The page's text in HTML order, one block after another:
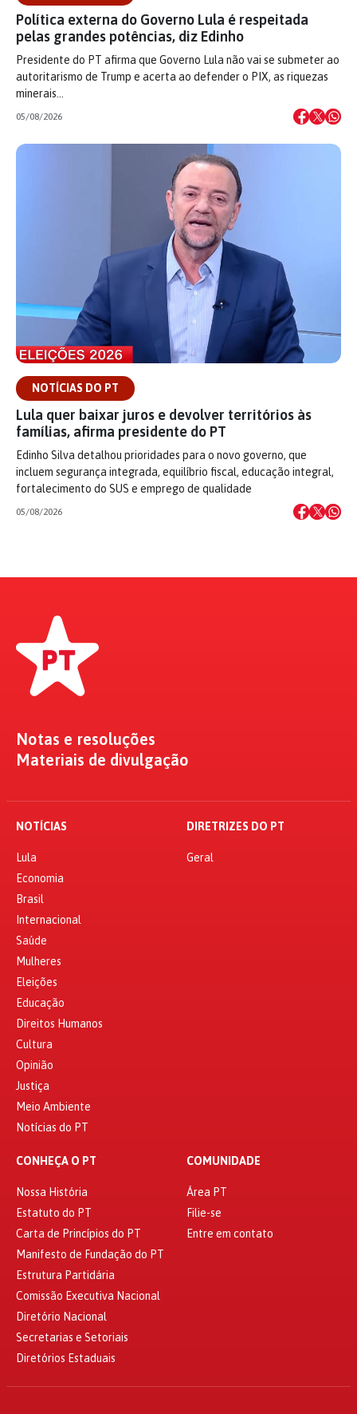
Política externa do Governo Lula é respeitada
pelas grandes potências, diz Edinho
Presidente do PT afirma que Governo Lula não vai se submeter ao
autoritarismo de Trump e acerta ao defender o PIX, as riquezas
minerais…
05/08/2026
NOTÍCIAS DO PT
Lula quer baixar juros e devolver territórios às
famílias, afirma presidente do PT
Edinho Silva detalhou prioridades para o novo governo, que
incluem segurança integrada, equilíbrio fiscal, educação integral,
fortalecimento do SUS e emprego de qualidade
05/08/2026
Notas e resoluções
Materiais de divulgação
NOTÍCIAS
Lula
Economia
Brasil
Internacional
Saúde
Mulheres
Eleições
Educação
Direitos Humanos
Cultura
Opinião
Justiça
Meio Ambiente
Notícias do PT
DIRETRIZES DO PT
Geral
CONHEÇA O PT
Nossa História
Estatuto do PT
Carta de Princípios do PT
Manifesto de Fundação do PT
Estrutura Partidária
Comissão Executiva Nacional
Diretório Nacional
Secretarias e Setoriais
Diretórios Estaduais
COMUNIDADE
Área PT
Filie-se
Entre em contato